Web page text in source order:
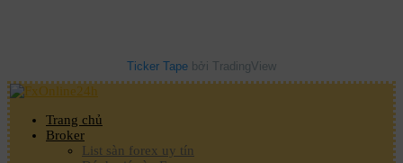
Ticker Tape bởi TradingView
Trang chủ
Broker
List sàn forex uy tín